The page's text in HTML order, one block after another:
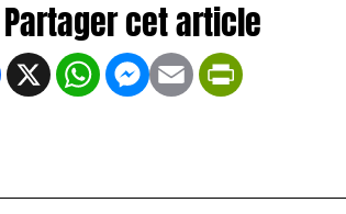
Facebook
X WhatsApp
Messenger
Email